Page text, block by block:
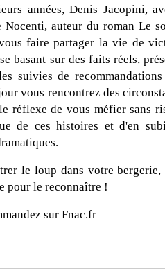
années, Denis Jacopini,
auteur du roman Le
faire partager la vie de
basant sur des faits réels,
suivies de
vous rencontrez des
réflexe de vous méfier sans
de ces histoires et d'en
le loup dans votre
pour le reconnaître !
sur Fnac.fr